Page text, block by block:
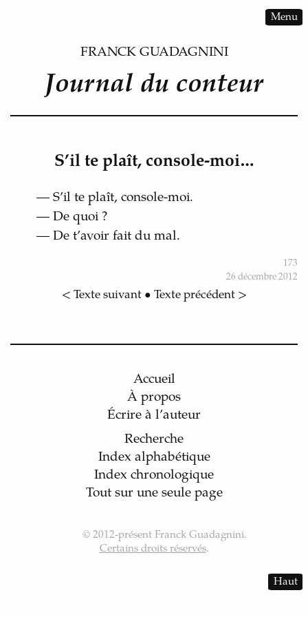
FRANCK GUADAGNINI
Journal du conteur
S’il te plaît, console-moi…
— S’il te plaît, console-moi.
— De quoi ?
— De t’avoir fait du mal.
173
26 décembre 2012
< Texte suivant• Texte précédent >
Accueil
À propos
Écrire à l’auteur
Recherche
Index alphabétique
Index chronologique
Tout sur une seule page
Menu
Haut
© 2012‑présent Franck Guadagnini.
Certains droits réservés.